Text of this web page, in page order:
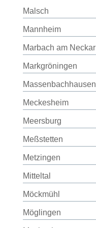
Malsch
Mannheim
Marbach am Neckar
Markgröningen
Massenbachhausen
Meckesheim
Meersburg
Meßstetten
Metzingen
Mitteltal
Möckmühl
Möglingen